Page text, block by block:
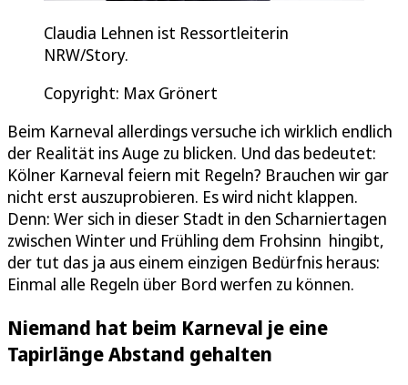
Claudia Lehnen ist Ressortleiterin
NRW/Story.
Copyright: Max Grönert
Beim Karneval allerdings versuche ich wirklich endlich
der Realität ins Auge zu blicken. Und das bedeutet:
Kölner Karneval feiern mit Regeln? Brauchen wir gar
nicht erst auszuprobieren. Es wird nicht klappen.
Denn: Wer sich in dieser Stadt in den Scharniertagen
zwischen Winter und Frühling dem Frohsinn hingibt,
der tut das ja aus einem einzigen Bedürfnis heraus:
Einmal alle Regeln über Bord werfen zu können.
Niemand hat beim Karneval je eine
Tapirlänge Abstand gehalten